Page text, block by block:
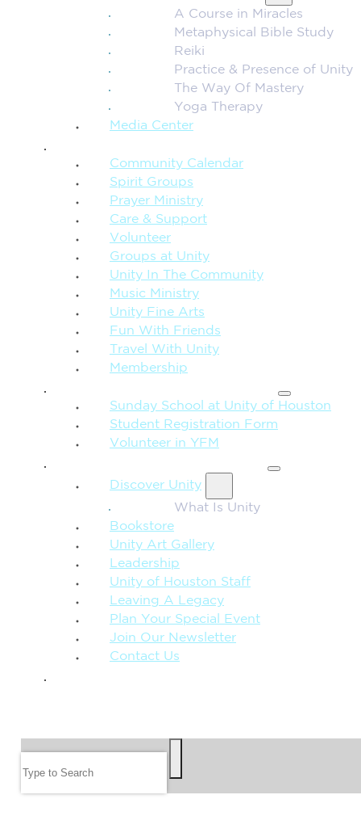
A Course in Miracles
Metaphysical Bible Study
Reiki
Practice & Presence of Unity
The Way Of Mastery
Yoga Therapy
Media Center
Community Calendar
Spirit Groups
Prayer Ministry
Care & Support
Volunteer
Groups at Unity
Unity In The Community
Music Ministry
Unity Fine Arts
Fun With Friends
Travel With Unity
Membership
Sunday School at Unity of Houston
Student Registration Form
Volunteer in YFM
Discover Unity
What Is Unity
Bookstore
Unity Art Gallery
Leadership
Unity of Houston Staff
Leaving A Legacy
Plan Your Special Event
Join Our Newsletter
Contact Us